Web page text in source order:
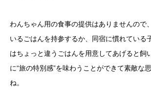
わんちゃん用の食事の提供はありませんので
いるごはんを持参するか、同宿に慣れている
はちょっと違うごはんを用意してあげると飼
に“旅の特別感”を味わうことができて素敵な
ね。